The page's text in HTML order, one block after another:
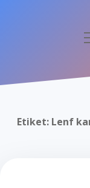
Politikası
Etiket: Lenf